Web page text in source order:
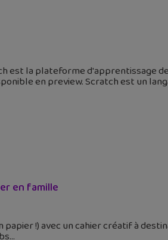
est la plateforme d'apprentissage
en preview. Scratch est un
en famille
papier !) avec un cahier créatif à